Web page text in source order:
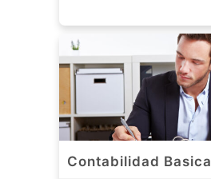
Contabilidad Basica